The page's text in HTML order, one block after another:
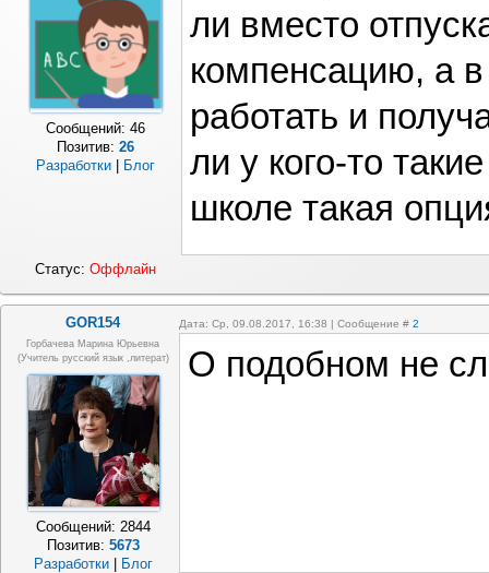
Сообщений:46
Позитив:26
Разработки
Блог
ли вместо
компенсацию, а в
работать и
ли у кого-то
школе такая
Статус:Оффлайн
GOR154 Дата: Ср, 09.08.2017, 16:38 | Сообщение # 2
Горбачева Марина Юрьевна
(учитель русский язык ,литерат)
Сообщений: 2844
Позитив: 5673
Разработки
Блог
О подобном не